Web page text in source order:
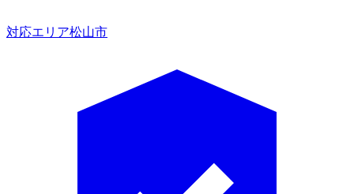
対応エリア松山市